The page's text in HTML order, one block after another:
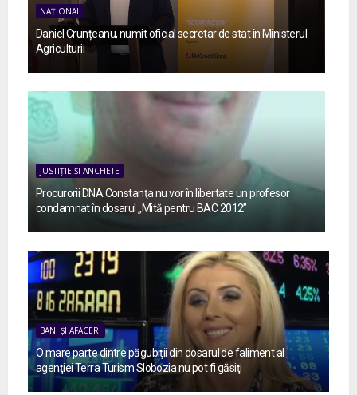
NAȚIONAL
Daniel Crunțeanu, numit oficial secretar de stat în Ministerul
Agriculturii
JUSTIȚIE ȘI ANCHETE
Procurorii DNA Constanţa nu vor în libertate un profesor
condamnat în dosarul „Mită pentru BAC 2012”
BANI ȘI AFACERI
O mare parte dintre păgubiţii din dosarul de faliment al
agenţiei Terra Turism Slobozia nu pot fi găsiţi